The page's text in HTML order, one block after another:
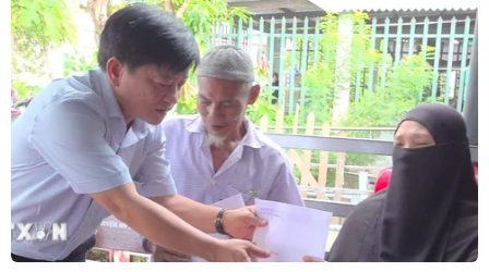
Mỹ thông báo ca đầu tiên nhiễm cúm gia
cầm H5 ở người
29/04/2022 06:39
Bệnh nhân có xét nghiệm dương tính với virus cúm A
(H5) và liên quan đến hoạt động tiêu hủy những con gia
cầm được cho là đã nhiễm virus cúm H5N1.